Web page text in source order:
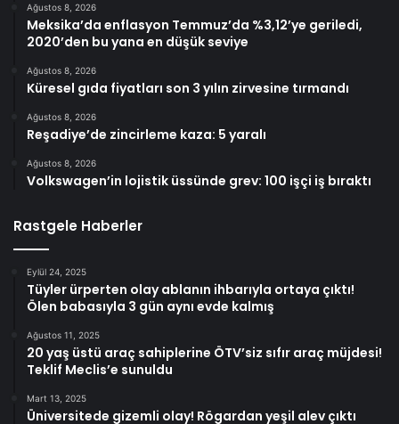
Ağustos 8, 2026
Meksika’da enflasyon Temmuz’da %3,12’ye geriledi,
2020’den bu yana en düşük seviye
Ağustos 8, 2026
Küresel gıda fiyatları son 3 yılın zirvesine tırmandı
Ağustos 8, 2026
Reşadiye’de zincirleme kaza: 5 yaralı
Ağustos 8, 2026
Volkswagen’in lojistik üssünde grev: 100 işçi iş bıraktı
Rastgele Haberler
Eylül 24, 2025
Tüyler ürperten olay ablanın ihbarıyla ortaya çıktı!
Ölen babasıyla 3 gün aynı evde kalmış
Ağustos 11, 2025
20 yaş üstü araç sahiplerine ÖTV’siz sıfır araç müjdesi!
Teklif Meclis’e sunuldu
Mart 13, 2025
Üniversitede gizemli olay! Rögardan yeşil alev çıktı